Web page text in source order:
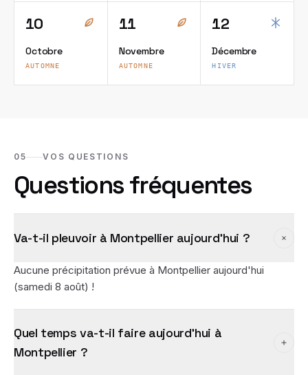
10
Octobre
AUTOMNE
11
Novembre
AUTOMNE
12
Décembre
HIVER
05 VOS QUESTIONS
Questions fréquentes
Va-t-il pleuvoir à Montpellier aujourd'hui ?
Aucune précipitation prévue à Montpellier aujourd'hui
(samedi 8 août) !
Quel temps va-t-il faire aujourd'hui à
Montpellier ?